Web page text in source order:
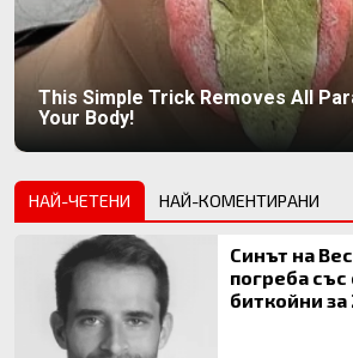
This Simple Trick Removes All
Your Body!
НАЙ-ЧЕТЕНИ НАЙ-КОМЕНТИРАНИ
Синът на
погреба със
биткойни